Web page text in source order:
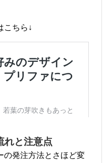
こちら↓
れと注意点
の発注方法とさほど変